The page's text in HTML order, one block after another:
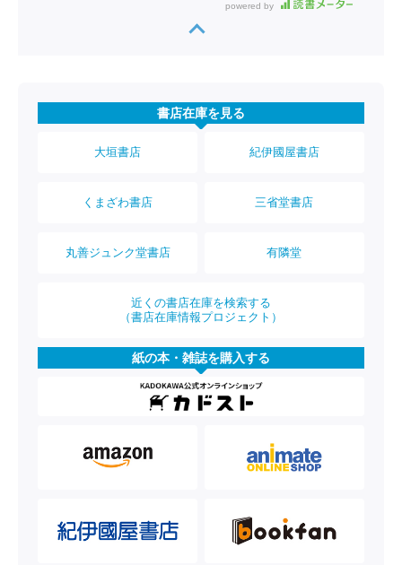
powered by
書店在庫を見る
大垣書店 紀伊國屋書店
くまざわ書店 三省堂書店
丸善ジュンク堂書店 有隣堂
近くの書店在庫を検索する
（書店在庫情報プロジェクト）
紙の本・雑誌を購入する